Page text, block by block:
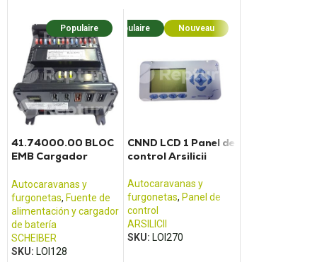
Populaire
41.74000.00 BLOC
EMB Cargador
eléctrico Scheiber
Autocaravanas y
furgonetas, Fuente de
alimentación y cargador
de batería
SCHEIBER
SKU: LOI128
Populaire Nouveau
CNND LCD 1 Panel de
control Arsilicii
Autocaravanas y
furgonetas, Panel de
control
ARSILICII
SKU: LOI270
Populaire